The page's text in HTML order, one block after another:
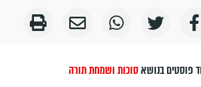
פוסטים בנושאסוכות ושמחת תורה